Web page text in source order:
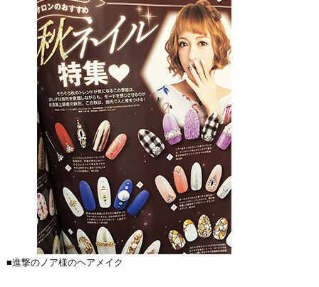
■進撃のノア様のヘアメイク